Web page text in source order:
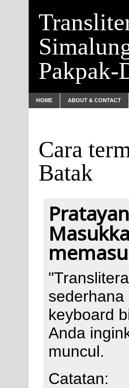
Pakpak-
HOME ABOUT & CONTACT
Cara
Batak
keyboard
Anda
muncul.
Catatan: